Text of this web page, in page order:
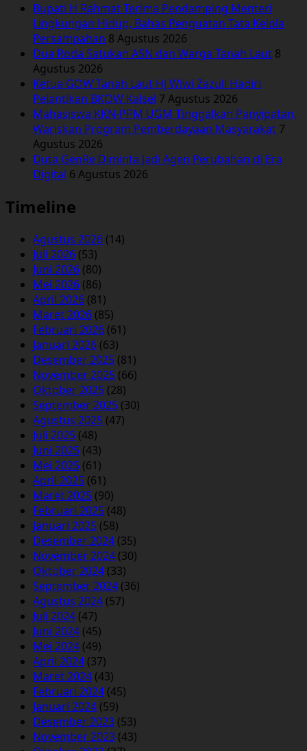
Bupati H Rahmat Terima Pendamping Menteri
Lingkungan Hidup, Bahas Penguatan Tata Kelola
Persampahan 8 Agustus 2026
Dua Roda Satukan ASN dan Warga Tanah Laut 8
Agustus 2026
Ketua GOW Tanah Laut Hj Wiwi Zazuli Hadiri
Pelantikan BKOW Kalsel 7 Agustus 2026
Mahasiswa KKN-PPM UGM Tinggalkan Panyipatan,
Wariskan Program Pemberdayaan Masyarakat 7
Agustus 2026
Duta GenRe Diminta Jadi Agen Perubahan di Era
Digital 6 Agustus 2026
Timeline
Agustus 2026 (14)
Juli 2026 (53)
Juni 2026 (80)
Mei 2026 (86)
April 2026 (81)
Maret 2026 (85)
Februari 2026 (61)
Januari 2026 (63)
Desember 2025 (81)
November 2025 (66)
Oktober 2025 (28)
September 2025 (30)
Agustus 2025 (47)
Juli 2025 (48)
Juni 2025 (43)
Mei 2025 (61)
April 2025 (61)
Maret 2025 (90)
Februari 2025 (48)
Januari 2025 (58)
Desember 2024 (35)
November 2024 (30)
Oktober 2024 (33)
September 2024 (36)
Agustus 2024 (57)
Juli 2024 (47)
Juni 2024 (45)
Mei 2024 (49)
April 2024 (37)
Maret 2024 (43)
Februari 2024 (45)
Januari 2024 (59)
Desember 2023 (53)
November 2023 (43)